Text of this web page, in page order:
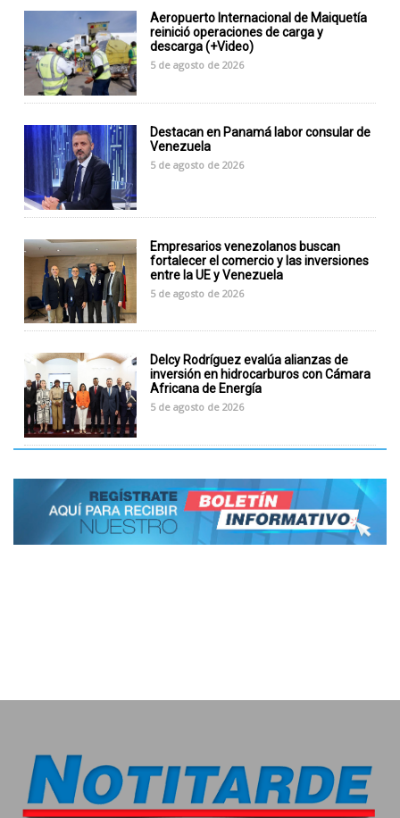
Aeropuerto Internacional de Maiquetía
reinició operaciones de carga y
descarga (+Video)
5 de agosto de 2026
Destacan en Panamá labor consular de
Venezuela
5 de agosto de 2026
Empresarios venezolanos buscan
fortalecer el comercio y las inversiones
entre la UE y Venezuela
5 de agosto de 2026
Delcy Rodríguez evalúa alianzas de
inversión en hidrocarburos con Cámara
Africana de Energía
5 de agosto de 2026